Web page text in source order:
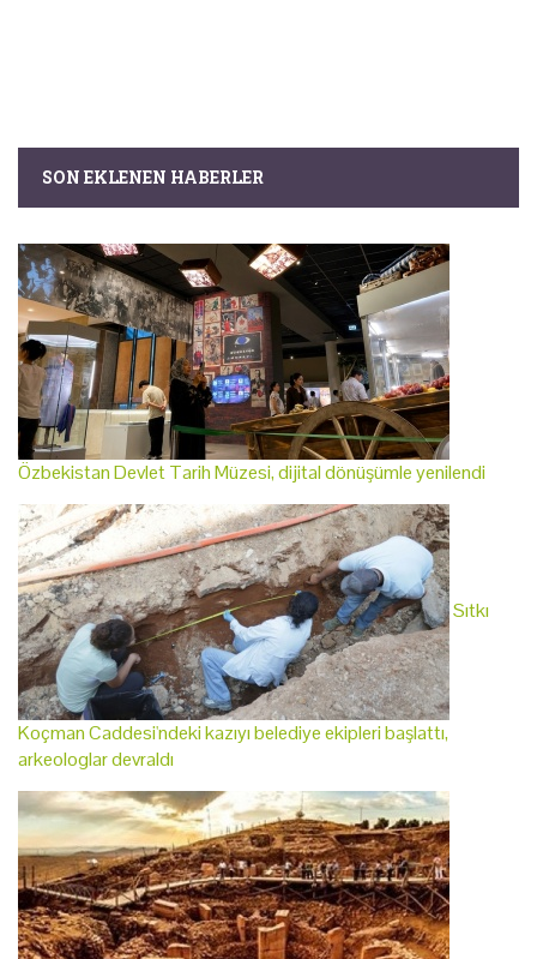
SON EKLENEN HABERLER
Özbekistan Devlet Tarih Müzesi, dijital dönüşümle yenilendi
Sıtkı
Koçman Caddesi'ndeki kazıyı belediye ekipleri başlattı,
arkeologlar devraldı